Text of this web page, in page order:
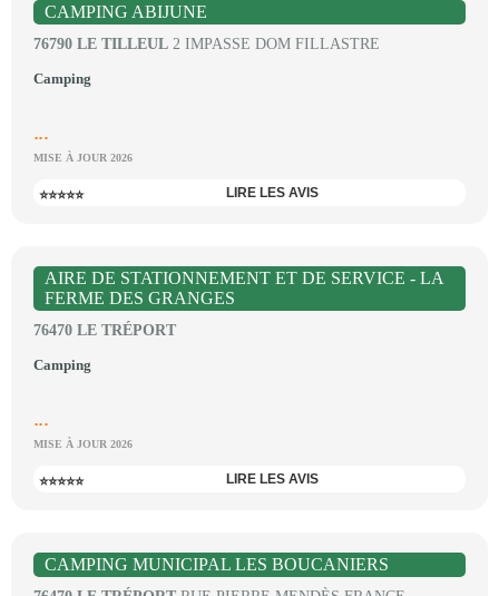
CAMPING ABIJUNE
76790 LE TILLEUL 2 IMPASSE DOM FILLASTRE
Camping
...
MISE À JOUR 2026
⭐⭐⭐⭐⭐ LIRE LES AVIS
AIRE DE STATIONNEMENT ET DE SERVICE - LA
FERME DES GRANGES
76470 LE TRÉPORT
Camping
...
MISE À JOUR 2026
⭐⭐⭐⭐⭐ LIRE LES AVIS
CAMPING MUNICIPAL LES BOUCANIERS